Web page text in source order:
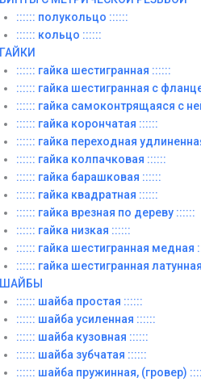
:::::: полукольцо ::::::
:::::: кольцо ::::::
ГАЙКИ
:::::: гайка шестигранная ::::::
:::::: гайка шестигранная с
:::::: гайка самоконтрящаяся с
:::::: гайка корончатая ::::::
:::::: гайка переходная
:::::: гайка колпачковая ::::::
:::::: гайка барашковая ::::::
:::::: гайка квадратная ::::::
:::::: гайка врезная по дереву ::::::
:::::: гайка низкая ::::::
:::::: гайка шестигранная медная
:::::: гайка шестигранная
ШАЙБЫ
:::::: шайба простая ::::::
:::::: шайба усиленная ::::::
:::::: шайба кузовная ::::::
:::::: шайба зубчатая ::::::
:::::: шайба пружинная, (гровер)